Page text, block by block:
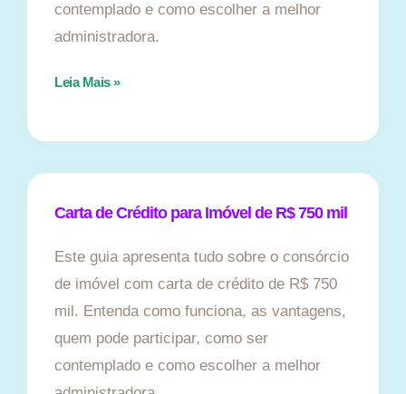
contemplado e como escolher a melhor
administradora.
Leia Mais »
Carta de Crédito para Imóvel de R$ 750 mil
Este guia apresenta tudo sobre o consórcio
de imóvel com carta de crédito de R$ 750
mil. Entenda como funciona, as vantagens,
quem pode participar, como ser
contemplado e como escolher a melhor